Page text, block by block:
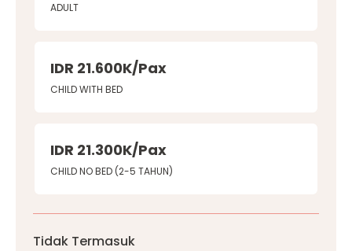
ADULT
IDR 21.600K/Pax
CHILD WITH BED
IDR 21.300K/Pax
CHILD NO BED (2-5 TAHUN)
Tidak Termasuk